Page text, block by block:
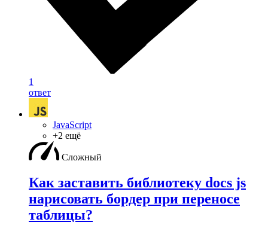
1
ответ
JavaScript
+2 ещё
Сложный
Как заставить библиотеку docs js
нарисовать бордер при переносе
таблицы?